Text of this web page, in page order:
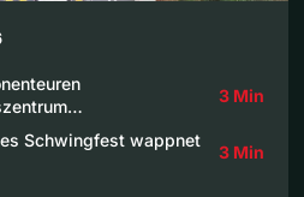
3 Min
Schwingfest wappnet
3 Min